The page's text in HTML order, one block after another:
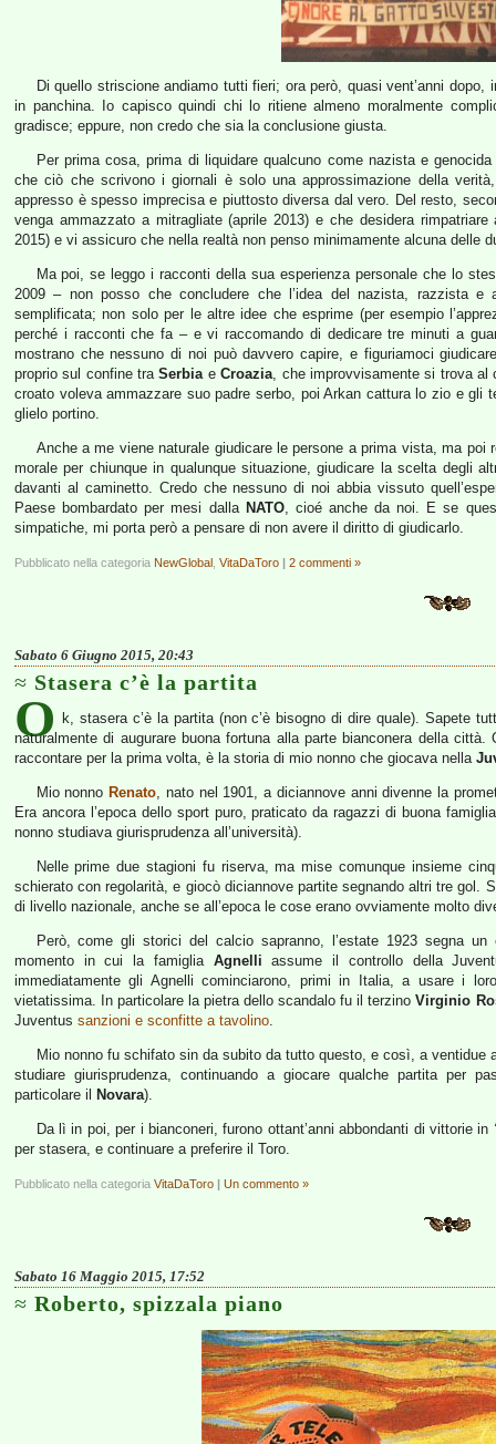
Di quello striscione andiamo tutti fieri; ora però, quasi vent’anni
in panchina. Io capisco quindi chi lo ritiene almeno moralmente
gradisce; eppure, non credo che sia la conclusione giusta.
Per prima cosa, prima di liquidare qualcuno come nazista e
che ciò che scrivono i giornali è solo una approssimazione della
appresso è spesso imprecisa e piuttosto diversa dal vero. Del resto,
venga ammazzato a mitragliate (aprile 2013) e che desidera
2015) e vi assicuro che nella realtà non penso minimamente alcuna delle
Ma poi, se leggo i racconti della sua esperienza personale che lo
2009 – non posso che concludere che l’idea del nazista, razzista
semplificata; non solo per le altre idee che esprime (per esempio
perché i racconti che fa – e vi raccomando di dedicare tre minuti a
mostrano che nessuno di noi può davvero capire, e figuriamoci
proprio sul confine traSerbia eCroazia , che improvvisamente si trova
croato voleva ammazzare suo padre serbo, poi Arkan cattura lo zio e gli
glielo portino.
Anche a me viene naturale giudicare le persone a prima vista, ma
morale per chiunque in qualunque situazione, giudicare la scelta degli
davanti al caminetto. Credo che nessuno di noi abbia vissuto
Paese bombardato per mesi dalla NATO, cioé anche da noi. E se
simpatiche, mi porta però a pensare di non avere il diritto di giudicarlo.
Pubblicato nella categoria NewGlobal VitaDaToro | 2 commenti »
Sabato 6 Giugno 2015, 20:43
Stasera c’è la partita
O k, stasera c’è la partita (non c’è bisogno di dire quale). Sapete
naturalmente di augurare buona fortuna alla parte bianconera della
raccontare per la prima volta, è la storia di mio nonno che giocava nella
Mio nonno Renato , nato nel 1901, a diciannove anni divenne la
Era ancora l’epoca dello sport puro, praticato da ragazzi di buona
nonno studiava giurisprudenza all’università).
Nelle prime due stagioni fu riserva, ma mise comunque insieme
schierato con regolarità, e giocò diciannove partite segnando altri tre gol.
di livello nazionale, anche se all’epoca le cose erano ovviamente molto
Però, come gli storici del calcio sapranno, l’estate 1923 segna
momento in cui la famiglia Agnelli assume il controllo della
immediatamente gli Agnelli cominciarono, primi in Italia, a usare i
vietatissima. In particolare la pietra dello scandalo fu il terzinoVirginio
Juventus sanzioni e sconfitte a tavolino
Mio nonno fu schifato sin da subito da tutto questo, e così, a
studiare giurisprudenza, continuando a giocare qualche partita per
particolare il
Novara).
Da lì in poi, per i bianconeri, furono ottant’anni abbondanti di vittorie in
per stasera, e continuare a preferire il Toro.
Pubblicato nella categoria VitaDaToro | Un commento »
Sabato 16 Maggio 2015, 17:52
Roberto, spizzala piano